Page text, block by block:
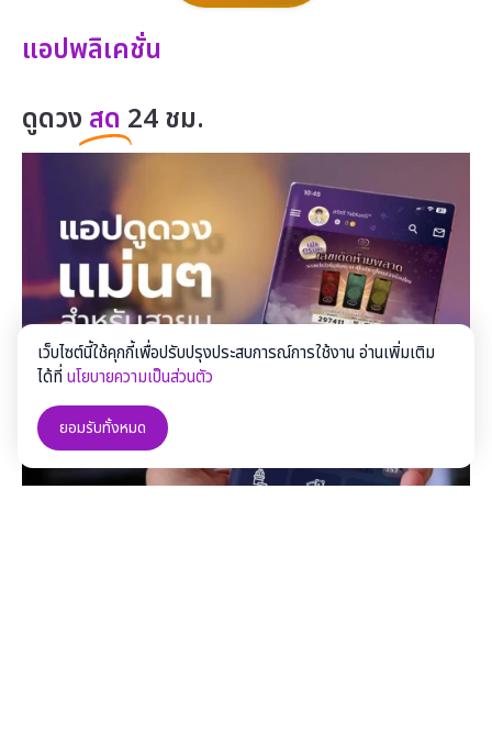
แอปพลิเคชั่น
ดูดวง สด 24 ชม.
เว็บไซต์นี้ใช้คุกกี้เพื่อปรับปรุงประสบการณ์การใช้งาน อ่านเพิ่มเติม
ได้ที่นโยบายความเป็นส่วนตัว
ยอมรับทั้งหมด